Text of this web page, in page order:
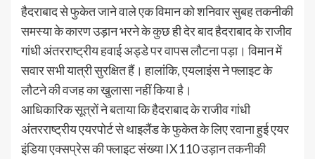
हैदराबाद से फुकेत जाने वाले एक विमान को शनिवार सुबह तकनीकी
समस्या के कारण उड़ान भरने के कुछ ही देर बाद हैदराबाद के राजीव
गांधी अंतरराष्‍ट्रीय हवाई अड्डे पर वापस लौटना पड़ा। विमान में
सवार सभी यात्री सुरक्षित हैं। हालांकि, एयलाइंस ने फ्लाइट के
लौटने की वजह का खुलासा नहीं किया है।
आधिकारिक सूत्रों ने बताया कि हैदराबाद के राजीव गांधी
अंतरराष्ट्रीय एयरपोर्ट से थाइलैंड के फुकेत के लिए रवाना हुई एयर
इंडिया एक्सप्रेस की फ्लाइट संख्या IX110 उड़ान तकनीकी